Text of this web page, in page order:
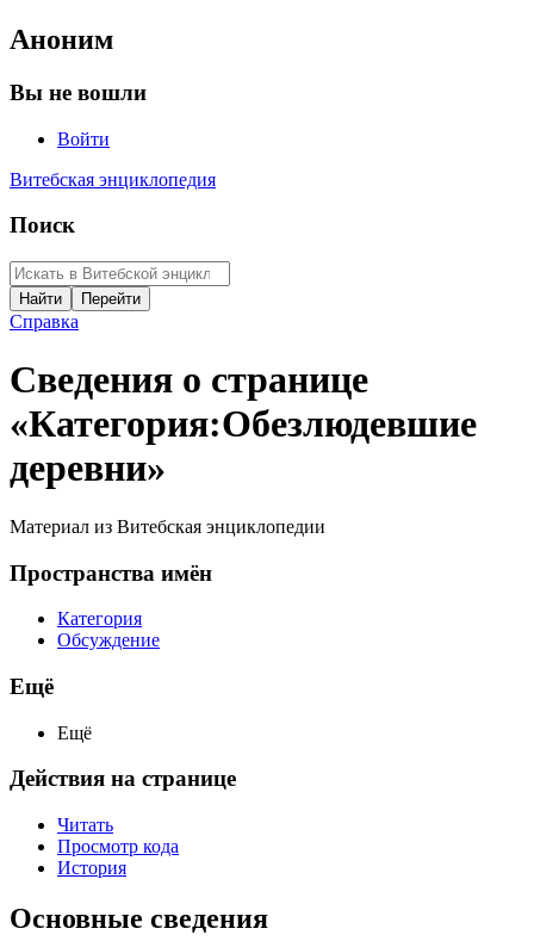
Аноним
Вы не вошли
Войти
Витебская энциклопедия
Поиск
Справка
Сведения о странице
«Категория:Обезлюдевшие
деревни»
Материал из Витебская энциклопедии
Пространства имён
Категория
Обсуждение
Ещё
Ещё
Действия на странице
Читать
Просмотр кода
История
Основные сведения